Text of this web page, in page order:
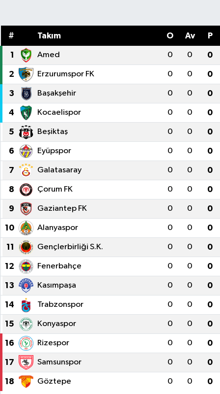
# Takım O Av P
1 Amed 0 0 0
2 Erzurumspor FK 0 0 0
3 Başakşehir 0 0 0
4 Kocaelispor 0 0 0
5 Beşiktaş 0 0 0
6 Eyüpspor 0 0 0
7 Galatasaray 0 0 0
8 Çorum FK 0 0 0
9 Gaziantep FK 0 0 0
10 Alanyaspor 0 0 0
11 Gençlerbirliği S.K. 0 0 0
12 Fenerbahçe 0 0 0
13 Kasımpaşa 0 0 0
14 Trabzonspor 0 0 0
15 Konyaspor 0 0 0
16 Rizespor 0 0 0
17 Samsunspor 0 0 0
18 Göztepe 0 0 0
Teknoloji
Yaşam